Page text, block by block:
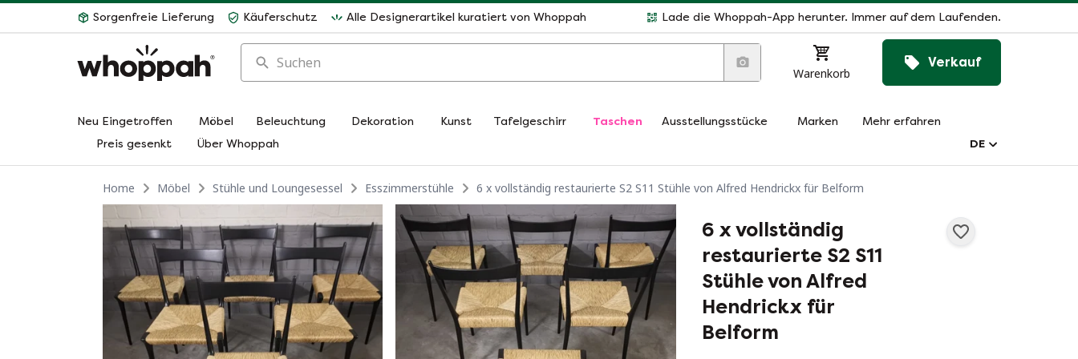
Sorgenfreie Lieferung Käuferschutz Alle Designerartikel kuratiert von Whoppah Lade die Whoppah-App herunter. Immer auf dem Laufenden.
Suchen
Warenkorb
Verkauf
Neu Eingetroffen Möbel Beleuchtung Dekoration Kunst Tafelgeschirr Taschen Ausstellungsstücke Marken
Mehr erfahren
Preis gesenkt
Über Whoppah DE
Home Möbel Stühle und Loungesessel Esszimmerstühle 6 x vollständig restaurierte S2 S11 Stühle von Alfred Hendrickx für Belform
6 x vollständig
restaurierte S2 S11
Stühle von Alfred
Hendrickx für
Belform